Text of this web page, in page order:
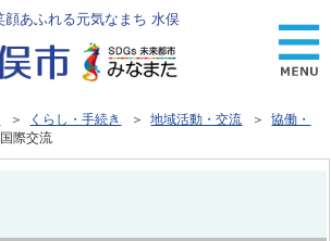
あふれる元気なまち 水俣
＞ くらし・手続き ＞地域活動・交流 ＞協働・
際交流